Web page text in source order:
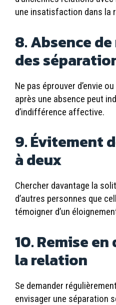
une insatisfaction dans la
8. Absence
des
Ne pas éprouver d’envie
après une absence peut
d’indifférence affective.
9. Évitement
à deux
Chercher davantage la
d’autres personnes que
témoigner d’un
10. Remise
la relation
Se demander
envisager une séparation